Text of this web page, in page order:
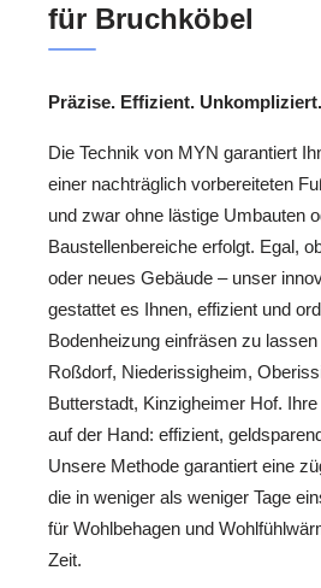
für Bruchköbel
Präzise. Effizient. Unkompliziert.
Die Technik von MYN garantiert
einer nachträglich vorbereiteten
und zwar ohne lästige Umbauten
Baustellenbereiche erfolgt. Egal,
oder neues Gebäude – unser
gestattet es Ihnen, effizient und
Bodenheizung einfräsen zu
Roßdorf, Niederissigheim,
Butterstadt, Kinzigheimer Hof.
auf der Hand: effizient,
Unsere Methode garantiert eine
die in weniger als weniger Tage
für Wohlbehagen und
Zeit.